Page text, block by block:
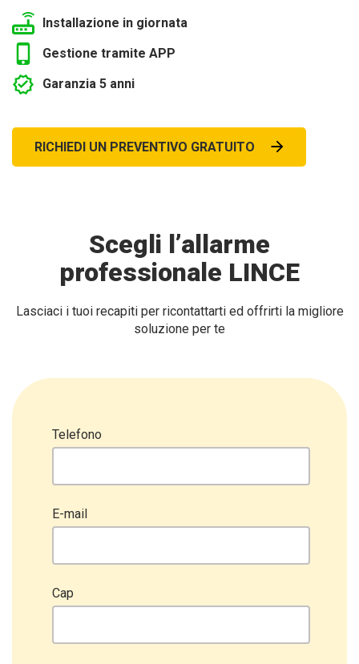
Installazione in giornata
Gestione tramite APP
Garanzia 5 anni
RICHIEDI UN PREVENTIVO GRATUITO
Scegli l’allarme
professionale LINCE
Lasciaci i tuoi recapiti per ricontattarti ed offrirti la migliore
soluzione per te
Telefono
E-mail
Cap